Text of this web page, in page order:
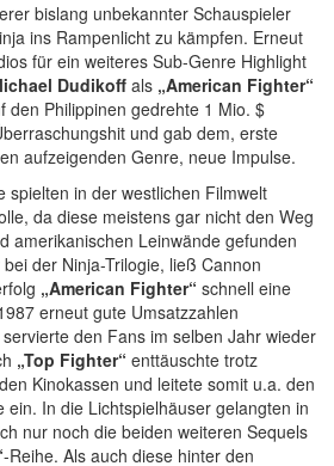
bislang unbekannter Schauspieler
ins Rampenlicht zu kämpfen. Erneut
für ein weiteres Sub-Genre Highlight
Dudikoffals „American Fighter“
den Philippinen gedrehte 1 Mio. $
und gab dem, erste
aufzeigenden Genre, neue Impulse.
spielten in der westlichen Filmwelt
da diese meistens gar nicht den Weg
amerikanischen Leinwände gefunden
der Ninja-Trilogie, ließ Cannon
„American Fighter“ schnell eine
erneut gute Umsatzzahlen
den Fans im selben Jahr wieder
„Top Fighter“ enttäuschte trotz
Kinokassen und leitete somit u.a. den
ein. In die Lichtspielhäuser gelangten in
nur noch die beiden weiteren Sequels
-Reihe. Als auch diese hinter den